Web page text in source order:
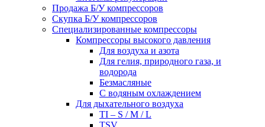
Продажа Б/У компрессоров
Скупка Б/У компрессоров
Специализированные компрессоры
Компрессоры высокого давления
Для воздуха и азота
Для гелия, природного газа, и
водорода
Безмасляные
С водяным охлаждением
Для дыхательного воздуха
TI – S / M / L
TSV